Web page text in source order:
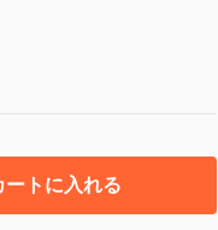
ートに入れる